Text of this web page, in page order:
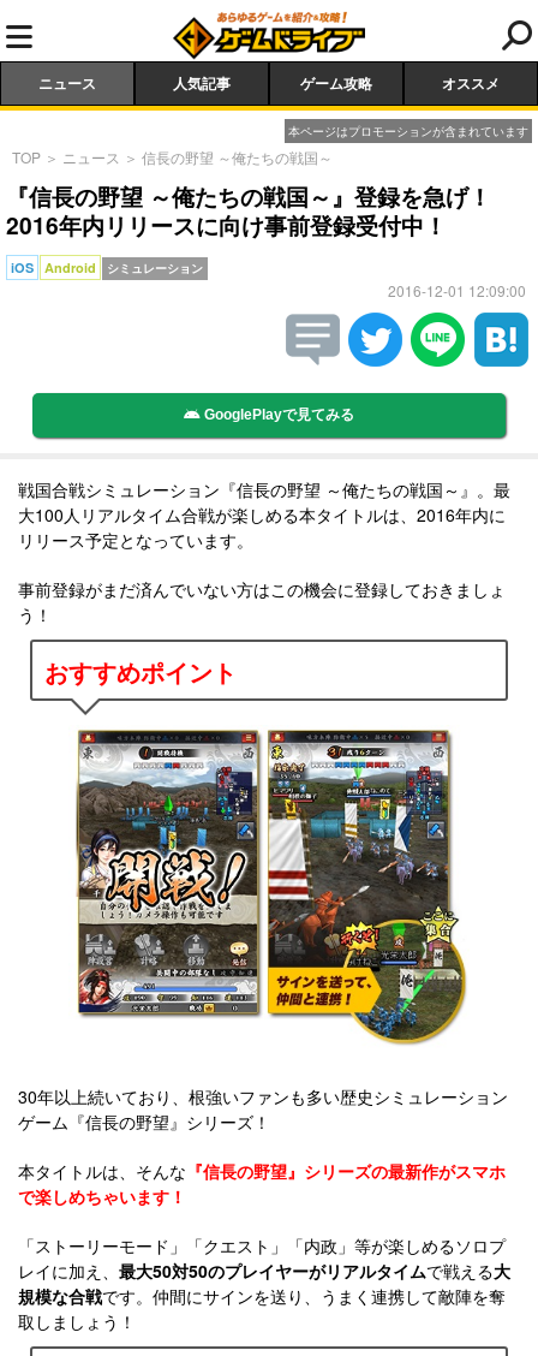
ニュース 人気記事 ゲーム攻略 オススメ
本ページはプロモーションが含まれています
TOP ＞ ニュース ＞ 信長の野望 ～俺たちの戦国～
『信長の野望 ～俺たちの戦国～』登録を急げ！
2016年内リリースに向け事前登録受付中！
iOS Android シミュレーション
2016-12-01 12:09:00
GooglePlayで見てみる
戦国合戦シミュレーション『信長の野望 ～俺たちの戦国～』。最
大100人リアルタイム合戦が楽しめる本タイトルは、2016年内に
リリース予定となっています。
事前登録がまだ済んでいない方はこの機会に登録しておきましょ
う！
おすすめポイント
30年以上続いており、根強いファンも多い歴史シミュレーション
ゲーム『信長の野望』シリーズ！
本タイトルは、そんな 『信長の野望』シリーズの最新作がスマホ
で楽しめちゃいます！
「ストーリーモード」「クエスト」「内政」等が楽しめるソロプ
レイに加え、 最大50対50のプレイヤーがリアルタイムで戦える大
規模な合戦です。仲間にサインを送り、うまく連携して敵陣を奪
取しましょう！